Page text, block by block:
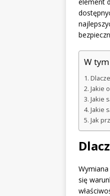
W
Jakie
Jakie
Jakie
Jak
się